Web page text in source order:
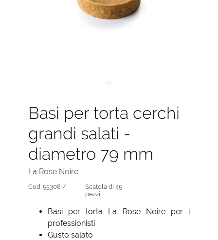
Basi per torta cerchi
grandi salati -
diametro 79 mm
La Rose Noire
Cod: 55308 /
Scatola di 45
pezzi
Basi per torta La Rose Noire per i
professionisti
Gusto salato